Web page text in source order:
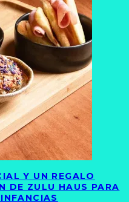
Y UN REGALO
DE ZULU HAUS PARA